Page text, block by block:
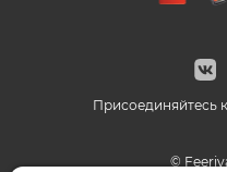
Присоединяйтесь
©